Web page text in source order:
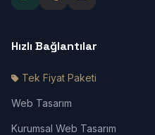
Hızlı Bağlantılar
Tek Fiyat Paketi
Web Tasarım
Kurumsal Web Tasarım